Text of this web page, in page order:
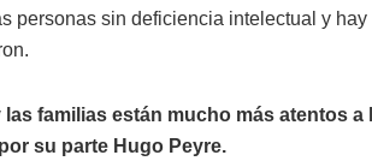
personas sin deficiencia intelectual y
familias están mucho más atentos a
su parte Hugo Peyre.